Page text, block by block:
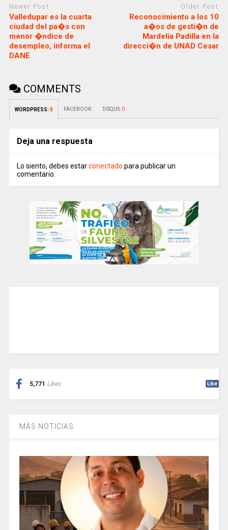
Newer Post
Valledupar es la cuarta
ciudad del pa�s con
menor �ndice de
desempleo, informa el
DANE
Older Post
Reconocimiento a los 10
a�os de gesti�n de
Mardelia Padilla en la
direcci�n de UNAD Cesar
COMMENTS
WORDPRESS: 0 FACEBOOK: DISQUS: 0
Deja una respuesta
Lo siento, debes estarconectado para publicar un
comentario.
5,771 Likes Like
MÁS NOTICIAS